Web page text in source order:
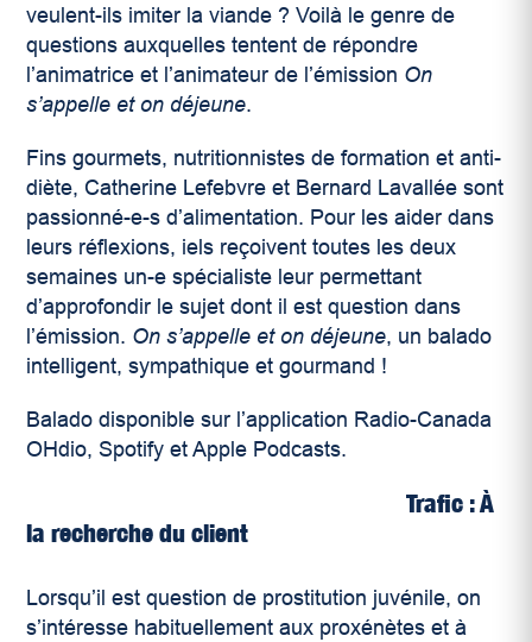
veulent-ils imiter la viande ? Voilà le genre de
questions auxquelles tentent de répondre
l’animatrice et l’animateur de l’émission On
s’appelle et on déjeune.
Fins gourmets, nutritionnistes de formation et anti-
diète, Catherine Lefebvre et Bernard Lavallée sont
passionné-e-s d’alimentation. Pour les aider dans
leurs réflexions, iels reçoivent toutes les deux
semaines un-e spécialiste leur permettant
d’approfondir le sujet dont il est question dans
l’émission. On s’appelle et on déjeune, un balado
intelligent, sympathique et gourmand !
Balado disponible sur l’application Radio-Canada
OHdio, Spotify et Apple Podcasts.
Trafic : À
la recherche du client
Lorsqu’il est question de prostitution juvénile, on
s’intéresse habituellement aux proxénètes et à